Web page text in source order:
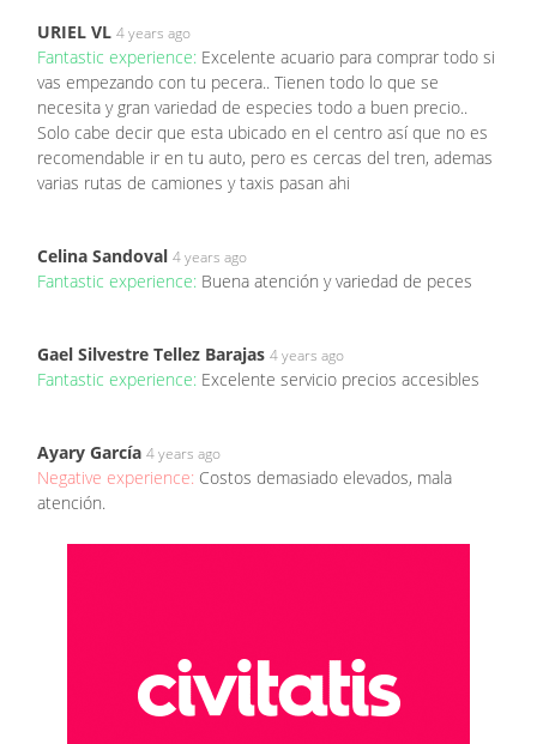
URIEL VL 4 years ago
Fantastic experience: Excelente acuario para comprar todo si
vas empezando con tu pecera.. Tienen todo lo que se
necesita y gran variedad de especies todo a buen precio..
Solo cabe decir que esta ubicado en el centro así que no es
recomendable ir en tu auto, pero es cercas del tren, ademas
varias rutas de camiones y taxis pasan ahi
Celina Sandoval 4 years ago
Fantastic experience: Buena atención y variedad de peces
Gael Silvestre Tellez Barajas 4 years ago
Fantastic experience: Excelente servicio precios accesibles
Ayary García 4 years ago
Negative experience: Costos demasiado elevados, mala
atención.